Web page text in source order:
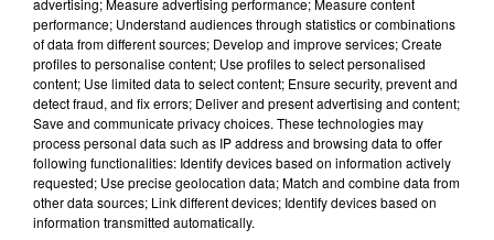
présidé le Forum de l'agriculture raisonnée
respectueuse de l'environnement, en 2002 et 2003,
elle a compté parmi les membres de la Commission
de la Charte de l'environnement. A peine nommée
remplaçante de Xavier Beulin, Christiane Lambert, 56
ans, appelait les candidats à la présidentielle à sortir
du bois :"L’agriculture a été absente des primaires
de la droite et de la gauche, absente du débat
aujourd’hui encore, or l’agriculture régresse, dérive !"
advertising; Measure advertising performance; Measure content
performance; Understand audiences through statistics or combinations
of data from different sources; Develop and improve services; Create
profiles to personalise content; Use profiles to select personalised
content; Use limited data to select content; Ensure security, prevent and
detect fraud, and fix errors; Deliver and present advertising and content;
Save and communicate privacy choices. These technologies may
process personal data such as IP address and browsing data to offer
following functionalities: Identify devices based on information actively
requested; Use precise geolocation data; Match and combine data from
other data sources; Link different devices; Identify devices based on
information transmitted automatically.